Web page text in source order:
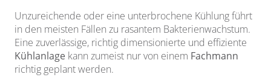
Unzureichende oder eine unterbrochene Kühlung führt
in den meisten Fällen zu rasantem Bakterienwachstum.
Eine zuverlässige, richtig dimensionierte und effiziente
Kühlanlage kann zumeist nur von einem Fachmann
richtig geplant werden.